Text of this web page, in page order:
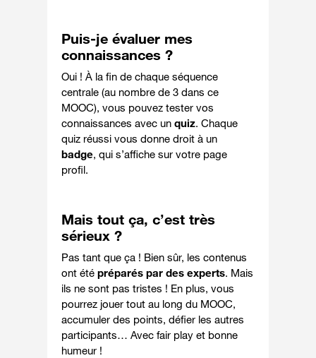
Puis-je évaluer mes
connaissances ?
Oui ! À la fin de chaque séquence
centrale (au nombre de 3 dans ce
MOOC), vous pouvez tester vos
connaissances avec unquiz. Chaque
quiz réussi vous donne droit à un
badge, qui s’affiche sur votre page
profil.
Mais tout ça, c’est très
sérieux ?
Pas tant que ça ! Bien sûr, les contenus
ont étépréparés par des experts. Mais
ils ne sont pas tristes ! En plus, vous
pourrez jouer tout au long du MOOC,
accumuler des points, défier les autres
participants… Avec fair play et bonne
humeur !